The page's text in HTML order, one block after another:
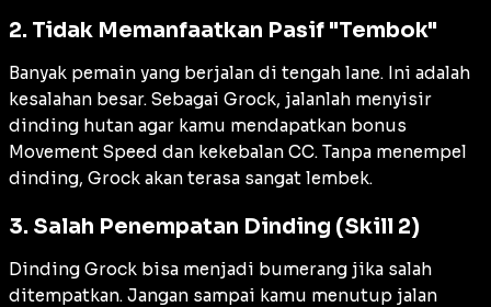
2. Tidak Memanfaatkan Pasif "Tembok"
Banyak pemain yang berjalan di tengah lane. Ini adalah
kesalahan besar. Sebagai Grock, jalanlah menyisir
dinding hutan agar kamu mendapatkan bonus
Movement Speed dan kekebalan CC. Tanpa menempel
dinding, Grock akan terasa sangat lembek.
3. Salah Penempatan Dinding (Skill 2)
Dinding Grock bisa menjadi bumerang jika salah
ditempatkan. Jangan sampai kamu menutup jalan